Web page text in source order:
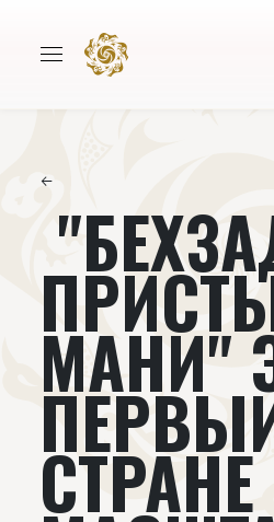
Издательство
Проекты
Книги
←
МАНИ"
СТРАНЕ